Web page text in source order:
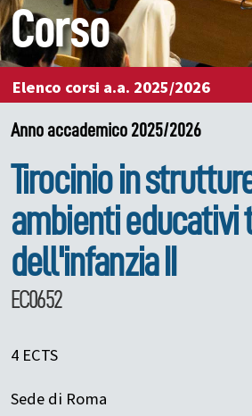
Corso
Elenco corsi a.a. 2025/2026
Anno accademico 2025/2026
Tirocinio in
ambienti educativi
dell'infanzia II
EC0652
4 ECTS
Sede di Roma